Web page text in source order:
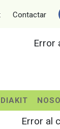
Contactar
Error
Error al